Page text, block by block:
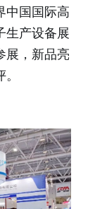
中国国际高
生产设备展
展，新品亮